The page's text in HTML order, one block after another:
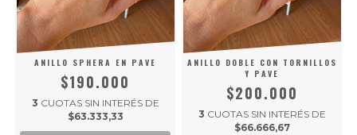
ANILLO SPHERA EN PAVE
$190.000
3 CUOTAS SIN INTERÉS DE
$63.333,33
ANILLO DOBLE CON TORNILLOS
Y PAVE
$200.000
3 CUOTAS SIN INTERÉS DE
$66.666,67